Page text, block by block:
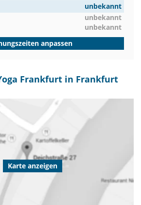
unbekannt
unbekannt
unbekannt
anpassen
Frankfurt in Frankfurt
Karte anzeigen